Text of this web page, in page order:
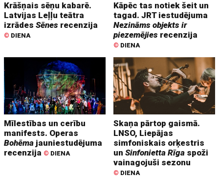
Krāšņais sēņu kabarē.
Latvijas Leļļu teātra
izrādesSēnes recenzija
© DIENA
Kāpēc tas notiek šeit un
tagad. JRT iestudējuma
Nezināms objekts ir
piezemējies recenzija
© DIENA
Mīlestības un cerību
manifests. Operas
Bohēma jauniestudējuma
recenzija © DIENA
Skaņa pārtop gaismā.
LNSO, Liepājas
simfoniskais orķestris
unSinfonietta Rīga spoži
vainagojuši sezonu
© DIENA